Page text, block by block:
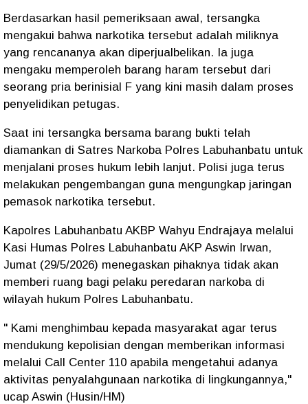
Berdasarkan hasil pemeriksaan awal, tersangka
mengakui bahwa narkotika tersebut adalah miliknya
yang rencananya akan diperjualbelikan. Ia juga
mengaku memperoleh barang haram tersebut dari
seorang pria berinisial F yang kini masih dalam proses
penyelidikan petugas.
Saat ini tersangka bersama barang bukti telah
diamankan di Satres Narkoba Polres Labuhanbatu untuk
menjalani proses hukum lebih lanjut. Polisi juga terus
melakukan pengembangan guna mengungkap jaringan
pemasok narkotika tersebut.
Kapolres Labuhanbatu AKBP Wahyu Endrajaya melalui
Kasi Humas Polres Labuhanbatu AKP Aswin Irwan,
Jumat (29/5/2026) menegaskan pihaknya tidak akan
memberi ruang bagi pelaku peredaran narkoba di
wilayah hukum Polres Labuhanbatu.
" Kami menghimbau kepada masyarakat agar terus
mendukung kepolisian dengan memberikan informasi
melalui Call Center 110 apabila mengetahui adanya
aktivitas penyalahgunaan narkotika di lingkungannya,"
ucap Aswin (Husin/HM)